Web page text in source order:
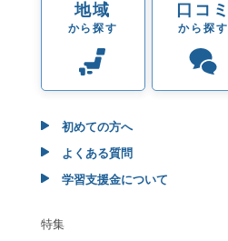
地域
から探す
口コミ
から探す
初めての方へ
よくある質問
学習支援金について
特集